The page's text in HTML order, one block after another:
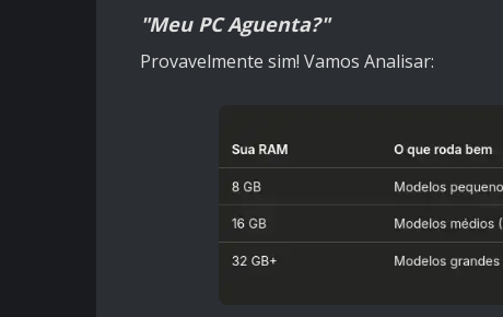
"Meu PC Aguenta?"
Provavelmente sim! Vamos Analisar: